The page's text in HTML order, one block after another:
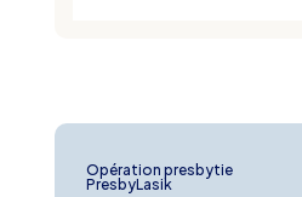
Opération presbytie
PresbyLasik